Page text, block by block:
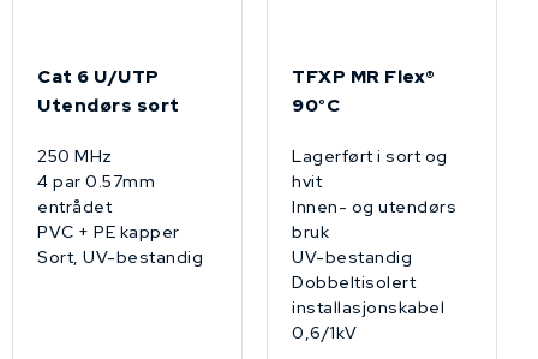
Cat 6 U/UTP
Utendørs sort
250 MHz
4 par 0.57mm
entrådet
PVC + PE kapper
Sort, UV-bestandig
TFXP MR Flex®
90°C
Lagerført i sort og
hvit
Innen- og utendørs
bruk
UV-bestandig
Dobbeltisolert
installasjonskabel
0,6/1kV